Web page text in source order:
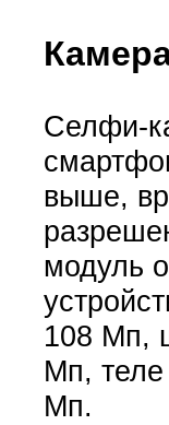
Селфи-
выше,
модуль
108 Мп,
Мп,
Мп.